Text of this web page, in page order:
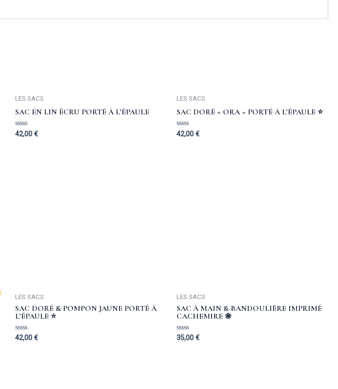
LES SACS
SAC EN LIN ÉCRU PORTÉ À L’ÉPAULE
Rated
42,00 €
LES SACS
SAC DORÉ « ORA » PORTÉ À L’ÉPAULE ⭐️
Rated
42,00 €
LES SACS
SAC DORÉ & POMPON JAUNE PORTÉ À
L’ÉPAULE ⭐️
Rated
42,00 €
LES SACS
SAC À MAIN & BANDOULIÈRE IMPRIMÉ
CACHEMIRE ❀
Rated
35,00 €